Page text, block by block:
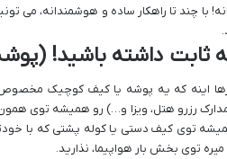
با چند تا راهکار ساده و هوشمندانه، می
ثابت داشته باشید!
اینه که یه پوشه یا کیف کوچیک
رزرو هتل، ویزا و…) رو همیشه توی
توی کیف دستی یا کوله پشتی که با
توی بخش بار هواپیما، نذارید.